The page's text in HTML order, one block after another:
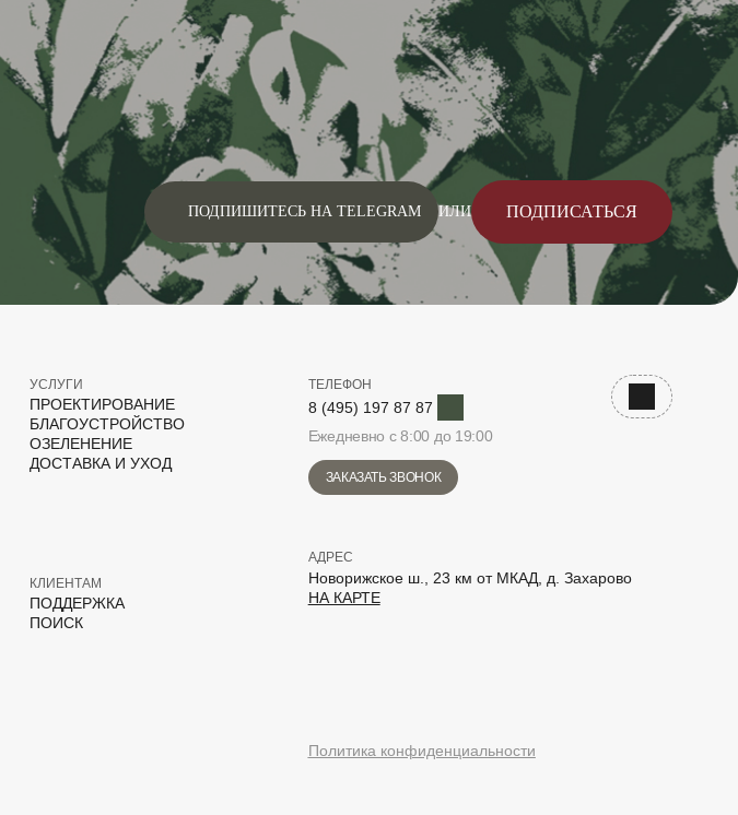
ПОДПИШИТЕСЬ НА TELEGRAM ИЛИ ПОДПИСАТЬСЯ
УСЛУГИ
ПРОЕКТИРОВАНИЕ
БЛАГОУСТРОЙСТВО
ОЗЕЛЕНЕНИЕ
ДОСТАВКА И УХОД
КЛИЕНТАМ
ПОДДЕРЖКА
ПОИСК
АДРЕС
Новорижское ш., 23 км от МКАД, д. Захарово
НА КАРТЕ
ТЕЛЕФОН
8 (495) 197 87 87
Ежедневно с 8:00 до 19:00
ЗАКАЗАТЬ ЗВОНОК
Наверх
Политика конфиденциальности